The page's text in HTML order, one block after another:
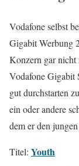
Vodafone selbst
Gigabit Werbung
Konzern gar nicht
Vodafone Gigabit
gut durchstarten
ein oder andere
dem er den
Titel: Youth